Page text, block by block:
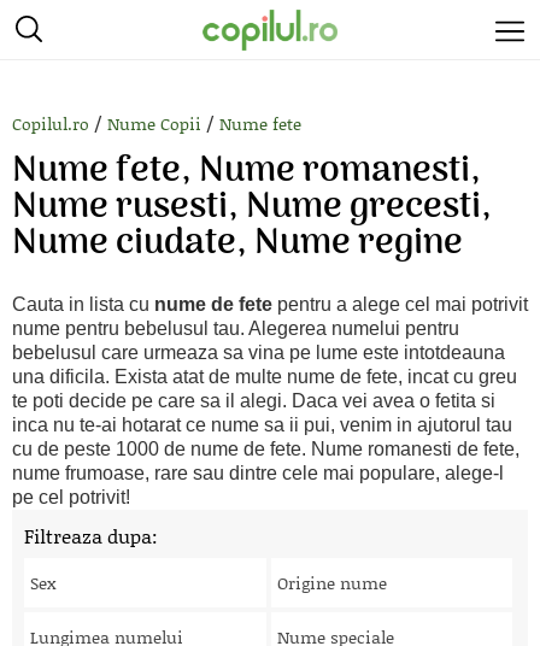
Copilul.ro / Nume Copii / Nume fete
Nume fete, Nume romanesti,
Nume rusesti, Nume grecesti,
Nume ciudate, Nume regine
Cauta in lista cu nume de fete pentru a alege cel mai potrivit
nume pentru bebelusul tau. Alegerea numelui pentru
bebelusul care urmeaza sa vina pe lume este intotdeauna
una dificila. Exista atat de multe nume de fete, incat cu greu
te poti decide pe care sa il alegi. Daca vei avea o fetita si
inca nu te-ai hotarat ce nume sa ii pui, venim in ajutorul tau
cu de peste 1000 de nume de fete. Nume romanesti de fete,
nume frumoase, rare sau dintre cele mai populare, alege-l
pe cel potrivit!
Filtreaza dupa:
Sex Origine nume
Lungimea numelui Nume speciale